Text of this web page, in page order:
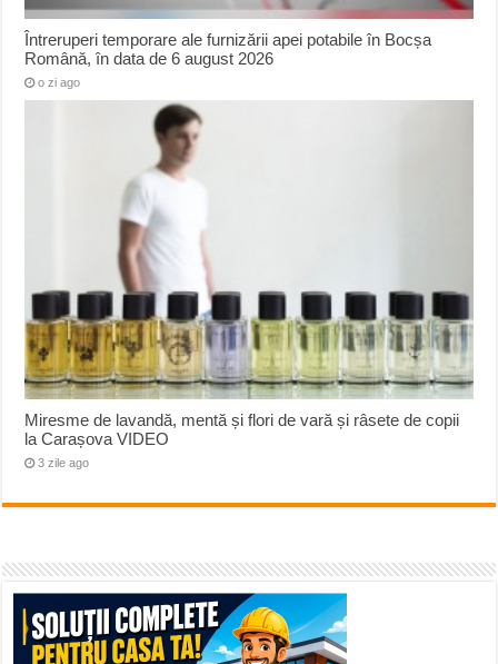
Întreruperi temporare ale furnizării apei potabile în Bocșa
Română, în data de 6 august 2026
o zi ago
Miresme de lavandă, mentă și flori de vară și râsete de copii
la Carașova VIDEO
3 zile ago